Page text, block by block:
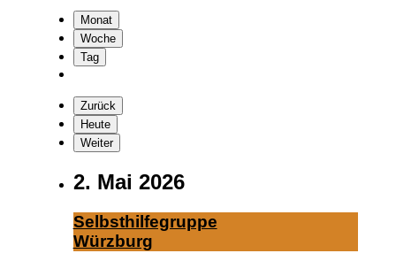
Monat
Woche
Tag
Zurück
Heute
Weiter
2. Mai 2026
Selbst­hil­fe­grup­pe
Würz­burg